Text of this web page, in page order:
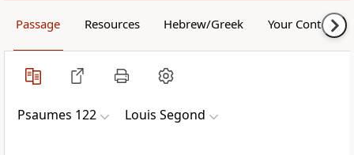
Passage Resources Hebrew/Greek Your Content
Psaumes 122 Louis Segond